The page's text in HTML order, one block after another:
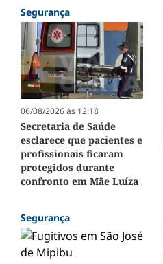
Segurança
06/08/2026 às 12:18
Secretaria de Saúde
esclarece que pacientes e
profissionais ficaram
protegidos durante
confronto em Mãe Luíza
Segurança